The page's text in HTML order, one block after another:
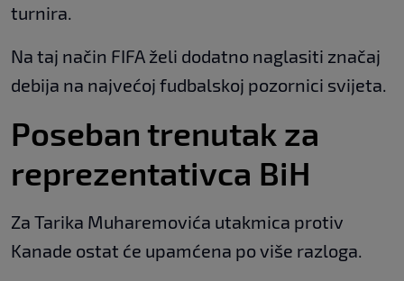
turnira.
Na taj način FIFA želi dodatno naglasiti značaj
debija na najvećoj fudbalskoj pozornici svijeta.
Poseban trenutak za
reprezentativca BiH
Za Tarika Muharemovića utakmica protiv
Kanade ostat će upamćena po više razloga.